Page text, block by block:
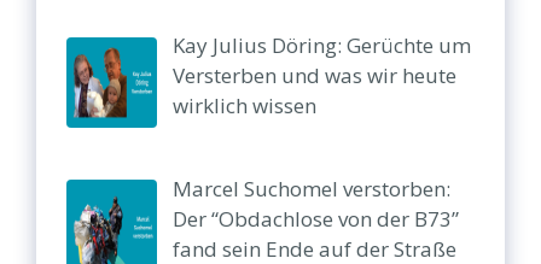
Kay Julius Döring: Gerüchte um
Versterben und was wir heute
wirklich wissen
Marcel Suchomel verstorben:
Der “Obdachlose von der B73”
fand sein Ende auf der Straße